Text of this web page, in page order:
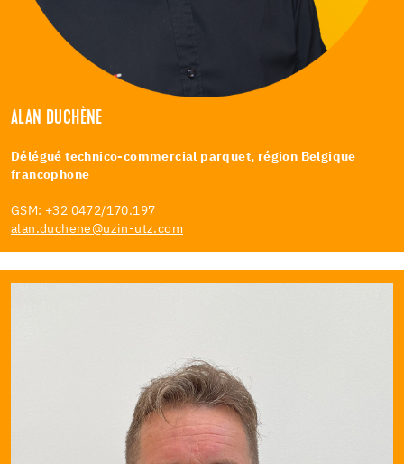
ALAN DUCHÈNE
Délégué technico-commercial parquet, région Belgique
francophone
GSM: +32 0472/170.197
alan.duchene@uzin-utz.com